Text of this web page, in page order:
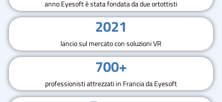
anno Eyesoft è stata fondata da due ortottisti
2021
lancio sul mercato con soluzioni VR
700+
professionisti attrezzati in Francia da Eyesoft